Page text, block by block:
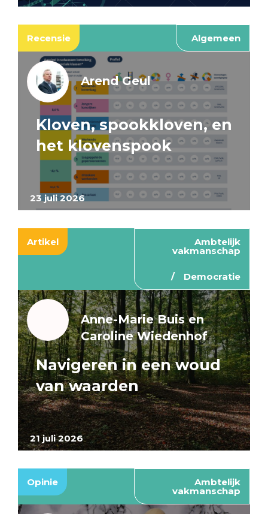
Recensie Algemeen
23 juli 2026
Arend Geul
Kloven, spookkloven, en
het klovenspook
Artikel Ambtelijk
vakmanschap
Democratie
21 juli 2026
Anne-Marie Buis en
Caroline Wiedenhof
Navigeren in een woud
van waarden
Opinie Ambtelijk
vakmanschap